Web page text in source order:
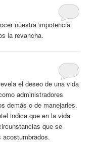
nuestra impotencia
la revancha.
eldeseo de una vida
administradores
demás o de manejarles.
indica que en la vida
que se
acostumbrados.